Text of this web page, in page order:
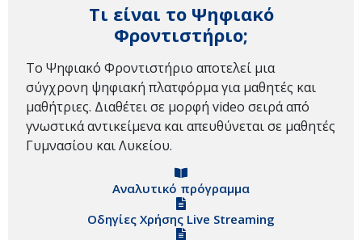
Τι είναι το Ψηφιακό
Φροντιστήριο;
Το Ψηφιακό Φροντιστήριο αποτελεί μια
σύγχρονη ψηφιακή πλατφόρμα για μαθητές και
μαθήτριες. Διαθέτει σε μορφή video σειρά από
γνωστικά αντικείμενα και απευθύνεται σε μαθητές
Γυμνασίου και Λυκείου.
Αναλυτικό πρόγραμμα
Οδηγίες Χρήσης Live Streaming